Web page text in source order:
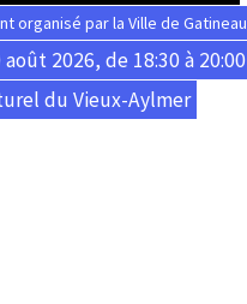
organisé par la Ville de Gatineau
2026, de 18:30 à 20:00
du Vieux-Aylmer